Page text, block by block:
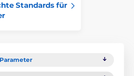
Standards für